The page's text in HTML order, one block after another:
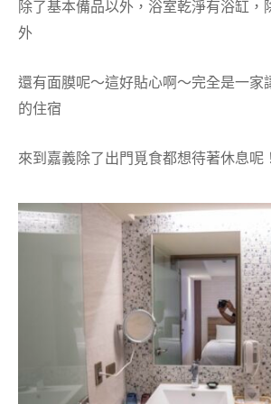
除了基本備品以外，浴室乾淨有浴缸，
外
還有面膜呢～這好貼心啊～完全是一家
的住宿
來到嘉義除了出門覓食都想待著休息呢